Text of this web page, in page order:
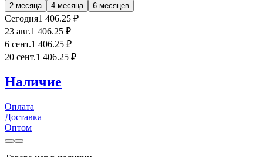
2 месяца 4 месяца 6 месяцев
Сегодня1 406.25 ₽
23 авг.1 406.25 ₽
6 сент.1 406.25 ₽
20 сент.1 406.25 ₽
Наличие
Оплата
Доставка
Оптом